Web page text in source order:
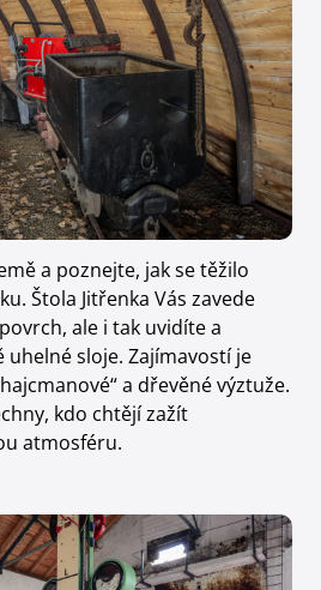
a poznejte, jak se těžilo
Štola Jitřenka Vás zavede
ale i tak uvidíte a
uhelné sloje. Zajímavostí je
a dřevěné výztuže.
kdo chtějí zažít
atmosféru.